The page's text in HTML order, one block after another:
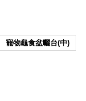
寵物龜食盆曬台(中)